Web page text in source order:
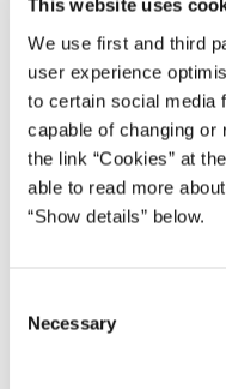
This website uses
We use first and third
user experience
to certain social media
capable of changing
the link “Cookies” at
able to read more
“Show details” below.
Necessary
gang for at
befolkningen har
medieindhold op
medieaftale i 2018.
Del på Facebook
Del på XDel på
nyheder? Hvad vil du